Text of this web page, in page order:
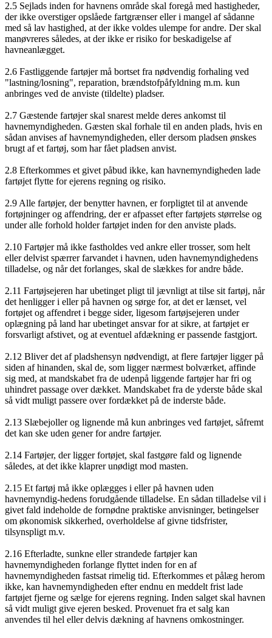
2.5 Sejlads inden for havnens område skal foregå med hastigheder,
der ikke overstiger opslåede fartgrænser eller i mangel af sådanne
med så lav hastighed, at der ikke voldes ulempe for andre. Der skal
manøvreres således, at der ikke er risiko for beskadigelse af
havneanlægget.
2.6 Fastliggende fartøjer må bortset fra nødvendig forhaling ved
"lastning/losning", reparation, brændstofpåfyldning m.m. kun
anbringes ved de anviste (tildelte) pladser.
2.7 Gæstende fartøjer skal snarest melde deres ankomst til
havnemyndigheden. Gæsten skal forhale til en anden plads, hvis en
sådan anvises af havnemyndigheden, eller dersom pladsen ønskes
brugt af et fartøj, som har fået pladsen anvist.
2.8 Efterkommes et givet påbud ikke, kan havnemyndigheden lade
fartøjet flytte for ejerens regning og risiko.
2.9 Alle fartøjer, der benytter havnen, er forpligtet til at anvende
fortøjninger og affendring, der er afpasset efter fartøjets størrelse og
under alle forhold holder fartøjet inden for den anviste plads.
2.10 Fartøjer må ikke fastholdes ved ankre eller trosser, som helt
eller delvist spærrer farvandet i havnen, uden havnemyndighedens
tilladelse, og når det forlanges, skal de slækkes for andre både.
2.11 Fartøjsejeren har ubetinget pligt til jævnligt at tilse sit fartøj, når
det henligger i eller på havnen og sørge for, at det er lænset, vel
fortøjet og affendret i begge sider, ligesom fartøjsejeren under
oplægning på land har ubetinget ansvar for at sikre, at fartøjet er
forsvarligt afstivet, og at eventuel afdækning er passende fastgjort.
2.12 Bliver det af pladshensyn nødvendigt, at flere fartøjer ligger på
siden af hinanden, skal de, som ligger nærmest bolværket, affinde
sig med, at mandskabet fra de udenpå liggende fartøjer har fri og
uhindret passage over dækket. Mandskabet fra de yderste både skal
så vidt muligt passere over fordækket på de inderste både.
2.13 Slæbejoller og lignende må kun anbringes ved fartøjet, såfremt
det kan ske uden gener for andre fartøjer.
2.14 Fartøjer, der ligger fortøjet, skal fastgøre fald og lignende
således, at det ikke klaprer unødigt mod masten.
2.15 Et fartøj må ikke oplægges i eller på havnen uden
havnemyndig-hedens forudgående tilladelse. En sådan tilladelse vil i
givet fald indeholde de fornødne praktiske anvisninger, betingelser
om økonomisk sikkerhed, overholdelse af givne tidsfrister,
tilsynspligt m.v.
2.16 Efterladte, sunkne eller strandede fartøjer kan
havnemyndigheden forlange flyttet inden for en af
havnemyndigheden fastsat rimelig tid. Efterkommes et pålæg herom
ikke, kan havnemyndigheden efter endnu en meddelt frist lade
fartøjet fjerne og sælge for ejerens regning. Inden salget skal havnen
så vidt muligt give ejeren besked. Provenuet fra et salg kan
anvendes til hel eller delvis dækning af havnens omkostninger.